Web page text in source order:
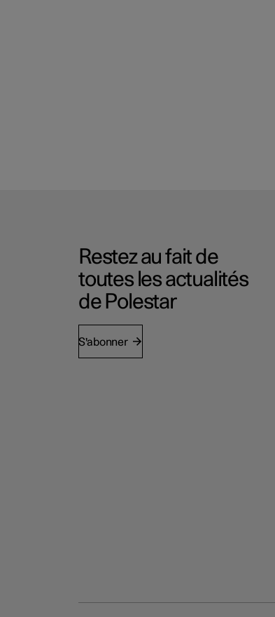
Restez au fait de
toutes les actualités
de Polestar
S'abonner